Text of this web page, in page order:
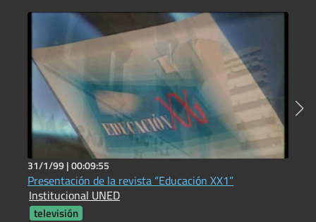
31/1/99 |00:09:55
Presentación de la revista “Educación XX1”
Institucional UNED
televisión